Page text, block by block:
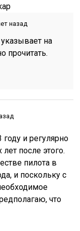
назад
на
прочитать.
и регулярно
после этого.
пилота в
и поскольку с
что